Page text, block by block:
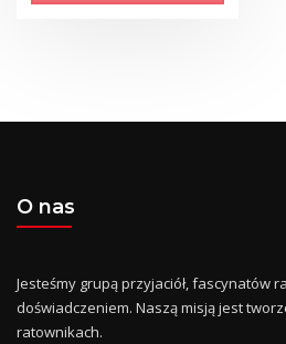
O nas
Jesteśmy grupą przyjaciół, fascynatów
doświadczeniem. Naszą misją jest
ratownikach.